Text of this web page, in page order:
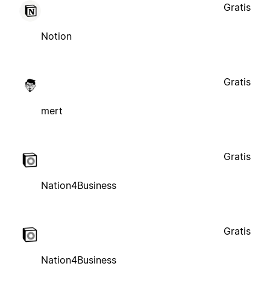
Notion
Gratis
mert
Gratis
Nation4Business
Gratis
Nation4Business
Gratis